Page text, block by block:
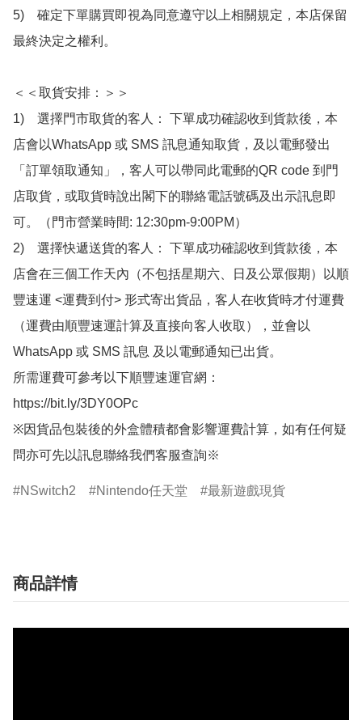
5)　確定下單購買即視為同意遵守以上相關規定，本店保留
最終決定之權利。
＜＜取貨安排：＞＞
1)　選擇門市取貨的客人： 下單成功確認收到貨款後，本
店會以WhatsApp 或 SMS 訊息通知取貨，及以電郵發出
「訂單領取通知」，客人可以帶同此電郵的QR code 到門
店取貨，或取貨時說出閣下的聯絡電話號碼及出示訊息即
可。（門市營業時間: 12:30pm-9:00PM）
2)　選擇快遞送貨的客人： 下單成功確認收到貨款後，本
店會在三個工作天內（不包括星期六、日及公眾假期）以順
豐速運 <運費到付> 形式寄出貨品，客人在收貨時才付運費
（運費由順豐速運計算及直接向客人收取），並會以
WhatsApp 或 SMS 訊息 及以電郵通知已出貨。
所需運費可參考以下順豐速運官網：
https://bit.ly/3DY0OPc
※因貨品包裝後的外盒體積都會影響運費計算，如有任何疑
問亦可先以訊息聯絡我們客服查詢※
NSwitch2 Nintendo任天堂 最新遊戲現貨
商品詳情